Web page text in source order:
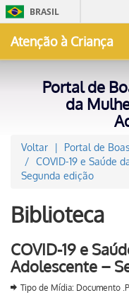
BRASIL
Atenção à Criança
Portal de
da
Voltar Portal de
COVID-19 e Saúde
Segunda edição
Biblioteca
COVID-19 e
Adolescente –
Tipo de Mídia: Documento